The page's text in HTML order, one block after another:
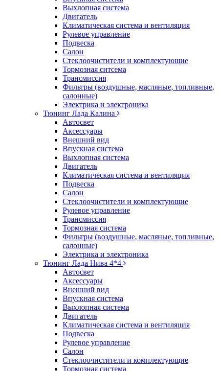
Выхлопная система
Двигатель
Климатическая система и вентиляция
Рулевое управление
Подвеска
Салон
Стеклоочистители и комплектующие
Тормозная ситсема
Трансмиссия
Фильтры (воздушные, масляные, топливные,
салонные)
Электрика и электроника
Тюнинг Лада Калина
Автосвет
Аксессуары
Внешний вид
Впускная система
Выхлопная система
Двигатель
Климатическая система и вентиляция
Подвеска
Салон
Стеклоочистители и комплектующие
Рулевое управление
Трансмиссия
Тормозная система
Фильтры (воздушные, масляные, топливные,
салонные)
Электрика и электроника
Тюнинг Лада Нива 4*4
Автосвет
Аксессуары
Внешний вид
Впускная система
Выхлопная система
Двигатель
Климатическая система и вентиляция
Подвеска
Рулевое управление
Салон
Стеклоочистители и комплектующие
Тормозная система